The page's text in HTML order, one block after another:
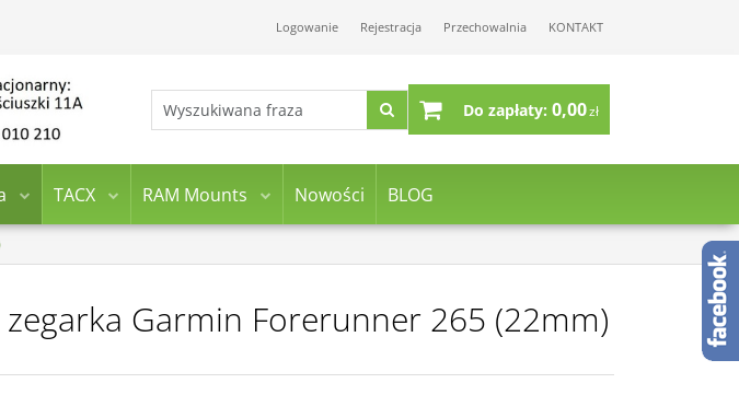
Logowanie Rejestracja Przechowalnia KONTAKT
Do zapłaty: 0,00zł
TACX RAM Mounts Nowości BLOG
Garmin Forerunner 265 (22mm)